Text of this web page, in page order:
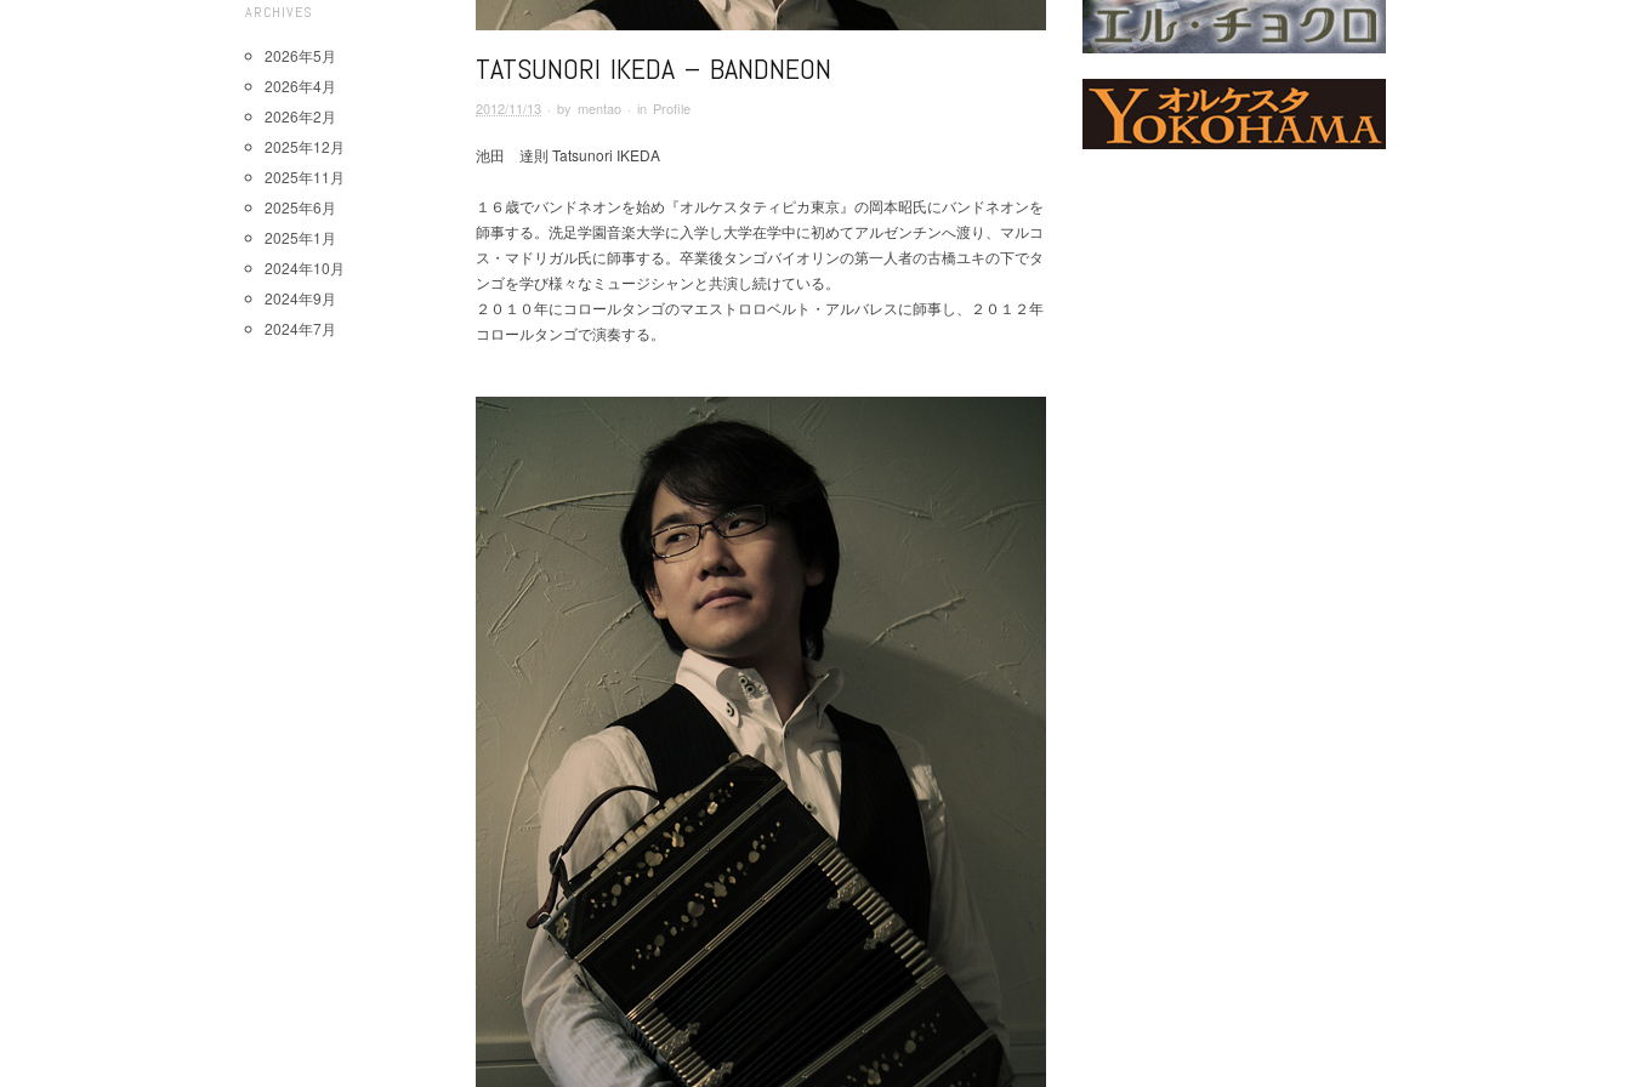
ARCHIVES
2026年5月
2026年4月
2026年2月
2025年12月
2025年11月
2025年6月
2025年1月
2024年10月
2024年9月
2024年7月
TATSUNORI IKEDA – BANDNEON
2012/11/13 · by mentao · in Profile
池田 達則 Tatsunori IKEDA
１６歳でバンドネオンを始め『オルケスタティピカ東京』の岡本昭氏にバンドネオンを
師事する。洗足学園音楽大学に入学し大学在学中に初めてアルゼンチンへ渡り、マルコ
ス・マドリガル氏に師事する。卒業後タンゴバイオリンの第一人者の古橋ユキの下でタ
ンゴを学び様々なミュージシャンと共演し続けている。
２０１０年にコロールタンゴのマエストロロベルト・アルバレスに師事し、２０１２年
コロールタンゴで演奏する。